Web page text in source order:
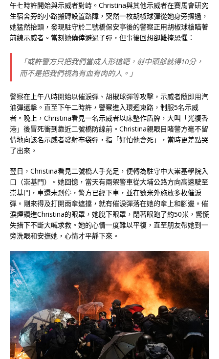
午七時許開始與示威者對峙。Christina與其他示威者在賽馬會研究
生宿舍旁的小路搬磚設置路障，突然一枚胡椒球彈從她身旁擦過，
她猛然抬頭，發現駐守於二號橋保安亭後的警察正用胡椒球槍瞄著
前線示威者。當刻她僥倖避過子彈，但事後回想卻難掩恐懼：
「或許警方只把我們當成人形槍靶，射中頭部就得10分，
而不是把我們視為有血有肉的人。」
警察在上午八時開始以催淚彈、胡椒球彈等攻擊，示威者隨即用汽
油彈還擊。直至下午二時許，警察進入環迴東路，制服5名示威
者。晚上，Christina看見一名示威者以床墊作盾牌，大叫「光復香
港」後冒死衝到靠近二號橋防線前。Christina親眼目睹警方毫不留
情地向該名示威者發射布袋彈，指「好怕他會死」，當時更差點哭
了出來。
翌日，Christina看見二號橋人手充足，便轉為駐守中大崇基學院入
口（崇基門）。她回憶，當天有兩架警車從大埔公路方向高速駛至
崇基門，車還未剎停，警方已經下車，並在數米外施放多枚催淚
彈。剛來得及打開雨傘遮擋，就有催淚彈落在她的傘上和腳邊。催
淚煙鑽進Christina的眼罩，她脫下眼罩，閉著眼跑了約50米，驚慌
失措下不斷大喊求救。她的心情一度難以平復，直至朋友帶她到一
旁洗眼和安撫她，心情才平靜下來。